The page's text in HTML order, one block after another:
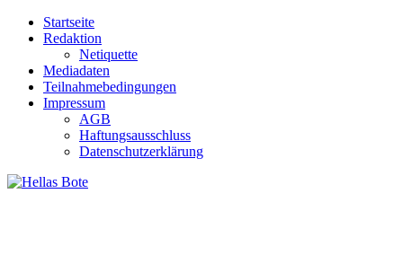
Zum
Inhalt
Startseite
Redaktion
Netiquette
Mediadaten
Teilnahmebedingungen
Impressum
AGB
Haftungsausschluss
Datenschutzerklärung